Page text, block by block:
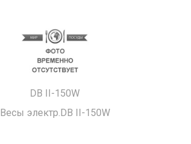
DB II-150W
Весы электр.DB II-150W